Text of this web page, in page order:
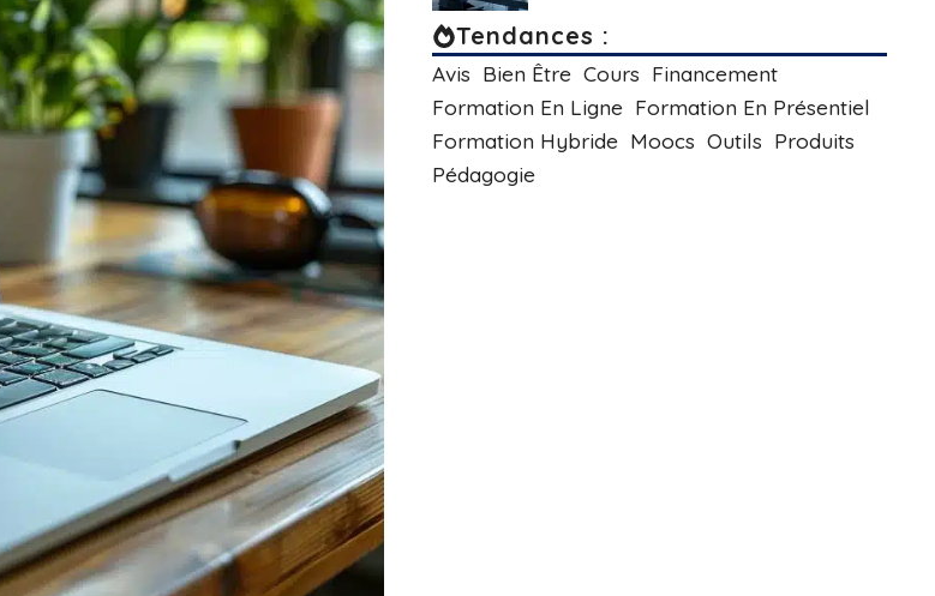
Tendances :
Avis Bien Être Cours Financement
Formation En Ligne Formation En Présentiel
Formation Hybride Moocs Outils Produits
Pédagogie